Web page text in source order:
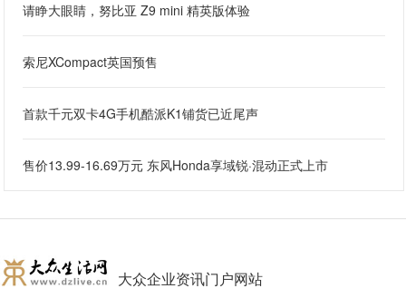
请睁大眼睛，努比亚 Z9 mini 精英版体验
索尼XCompact英国预售
首款千元双卡4G手机酷派K1铺货已近尾声
售价13.99-16.69万元 东风Honda享域锐·混动正式上市
大众企业资讯门户网站